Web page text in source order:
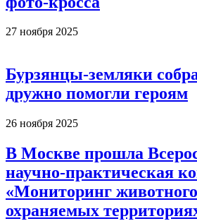
27 ноября 2025
Бурзянцы-земляки
дружно помогли героям
26 ноября 2025
В Москве прошла
научно-практическая
«Мониторинг
охраняемых